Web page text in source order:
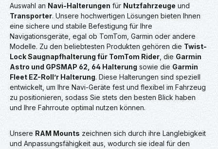
Auswahl an Navi-Halterungen für Nutzfahrzeuge und
Transporter. Unsere hochwertigen Lösungen bieten Ihnen
eine sichere und stabile Befestigung für Ihre
Navigationsgeräte, egal ob TomTom, Garmin oder andere
Modelle. Zu den beliebtesten Produkten gehören die Twist-
Lock Saugnapfhalterung für TomTom Rider , die Garmin
Astro und GPSMAP 62, 64 Halterung sowie die Garmin
Fleet EZ-Roll’r Halterung. Diese Halterungen sind speziell
entwickelt, um Ihre Navi-Geräte fest und flexibel im Fahrzeug
zu positionieren, sodass Sie stets den besten Blick haben
und Ihre Fahrroute optimal nutzen können.
Unsere RAM Mounts zeichnen sich durch ihre Langlebigkeit
und Anpassungsfähigkeit aus, wodurch sie ideal für den